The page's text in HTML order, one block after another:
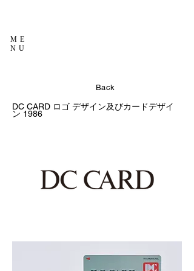
ME
NU
Back
DC CARD ロゴ デザイン及びカードデザイ
ン 1986